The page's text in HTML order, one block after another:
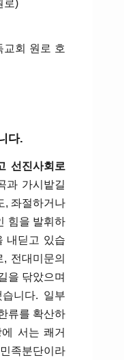
로)
교회 원로 호
다.
선진사회로
과 가시밭길
, 좌절하거나
힘을 발휘하
내딛고 있습
전대미문의
을 닦았으며
니다. 일부
류를 확산하
서는 쾌거
족분단이라